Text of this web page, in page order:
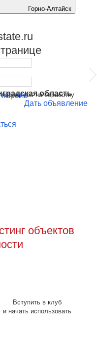
Горно-Алтайск
Дать объявление
область
объектов
Вступить в клуб
и начать использовать
на обработку